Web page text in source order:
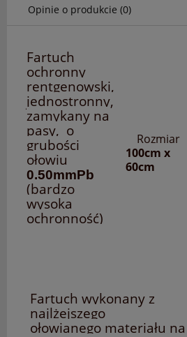
Opinie o produkcie (0)
Fartuch
ochronny
rentgenowski,
jednostronny,
zamykany na
pasy, o
grubości
ołowiu
0.50mmPb
(bardzo
wysoka
ochronność)
Rozmiar
100cm x
60cm
Fartuch wykonany z
najlżejszego
ołowianego materiału na